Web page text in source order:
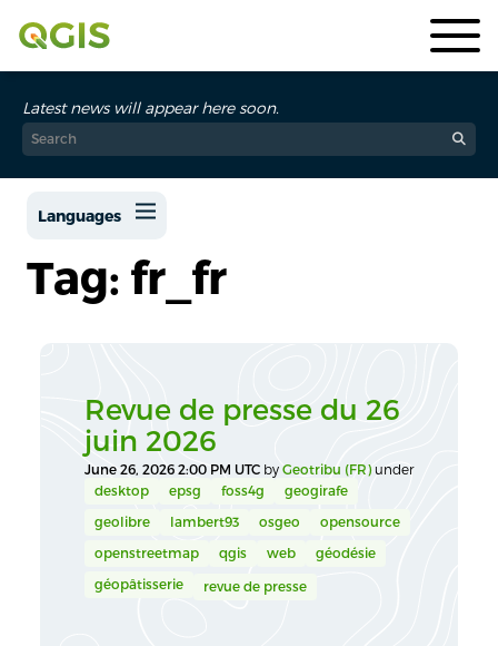
Latest news will appear here soon.
Languages
Tag: fr_fr
Revue de presse du 26
juin 2026
June 26, 2026 2:00 PM UTC by Geotribu (FR) under
desktop
epsg foss4g geogirafe
geolibre lambert93 osgeo opensource
openstreetmap qgis web géodésie
géopâtisserie revue de presse